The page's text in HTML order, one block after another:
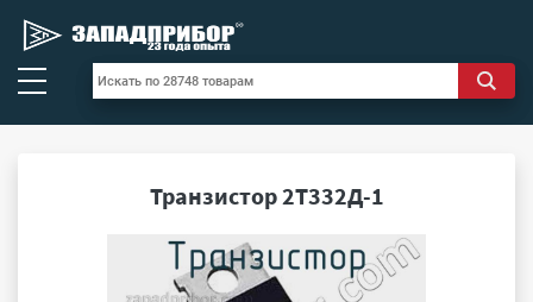
Транзистор 2Т332Д-1